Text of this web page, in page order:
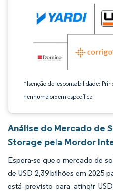
*Isenção de responsabilidade:
nenhuma ordem específica
Análise do Mercado de
Storage pela Mordor
Espera-se que o mercado de
de USD 2,39 bilhões em 2025
está previsto para atingir